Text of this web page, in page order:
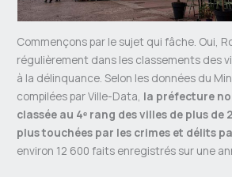
Commençons par le sujet qui fâche. Oui,
régulièrement dans les classements des
à la délinquance. Selon les données du
compilées par Ville-Data, la préfecture
classée au 4ᵉ rang des villes de plus de
plus touchées par les crimes et délits
environ 12 600 faits enregistrés sur une